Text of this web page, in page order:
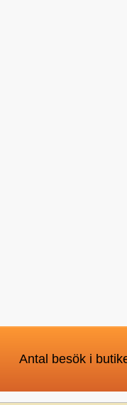
Antal besök i